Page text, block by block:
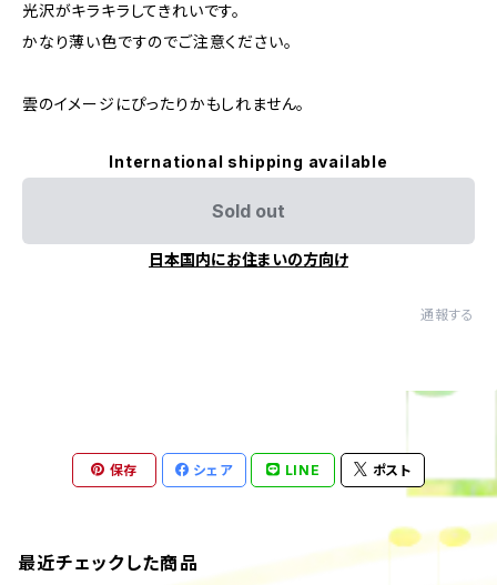
光沢がキラキラしてきれいです。
かなり薄い色ですのでご注意ください。
雲のイメージにぴったりかもしれません。
International shipping available
Sold out
日本国内にお住まいの方向け
通報する
保存 シェア LINE ポスト
最近チェックした商品